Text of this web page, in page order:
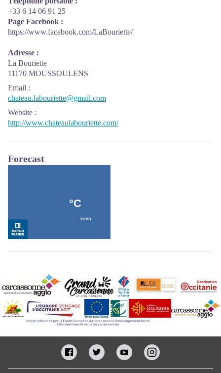
+33 6 14 06 91 25
Page Facebook :
https://www.facebook.com/LaBouriette/
Adresse :
La Bouriette
11170 MOUSSOULENS
Email :
chateau.labouriette@gmail.com
Website :
http://www.chateaulabouriette.com/
Forecast